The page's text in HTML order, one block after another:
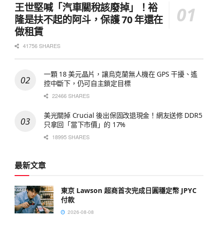
王世堅喊「汽車關稅該廢掉」！裕
隆是扶不起的阿斗，保護 70 年還在
做租賃
41756 SHARES
一顆 18 美元晶片，讓烏克蘭無人機在 GPS 干擾、遙
控中斷下，仍可自主鎖定目標
22466 SHARES
美光關掉 Crucial 後出保固改退現金！網友送修 DDR5
只拿回「當下市價」的 17%
18995 SHARES
最新文章
東京 Lawson 超商首次完成日圓穩定幣 JPYC
付款
2026-08-08